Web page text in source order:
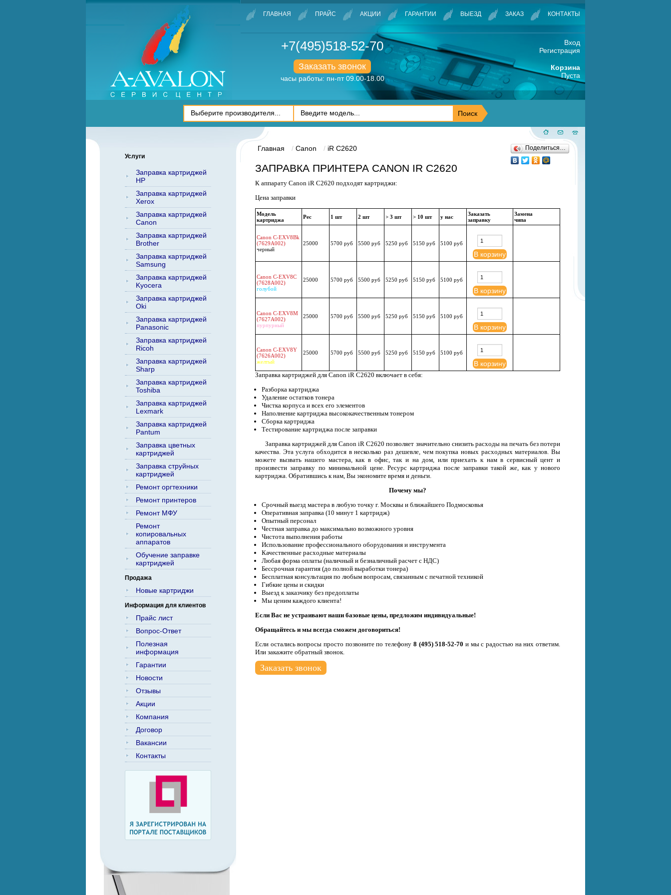
ГЛАВНАЯ ПРАЙС АКЦИИ ГАРАНТИИ ВЫЕЗД ЗАКАЗ КОНТАКТЫ
+7(495)518-52-70
Заказать звонок
часы работы: пн-пт 09.00-18.00
Вход
Регистрация
Корзина
Пуста
Услуги
Заправка картриджей
HP
Заправка картриджей
Xerox
Заправка картриджей
Canon
Заправка картриджей
Brother
Заправка картриджей
Samsung
Заправка картриджей
Kyocera
Заправка картриджей
Oki
Заправка картриджей
Panasonic
Заправка картриджей
Ricoh
Заправка картриджей
Sharp
Заправка картриджей
Toshiba
Заправка картриджей
Lexmark
Заправка картриджей
Pantum
Заправка цветных
картриджей
Заправка струйных
картриджей
Ремонт оргтехники
Ремонт принтеров
Ремонт МФУ
Ремонт
копировальных
аппаратов
Обучение заправке
картриджей
Продажа
Новые картриджи
Информация для клиентов
Прайс лист
Вопрос-Ответ
Полезная
информация
Гарантии
Новости
Отзывы
Акции
Компания
Договор
Вакансии
Контакты
Главная Canon iR C2620
ЗАПРАВКА ПРИНТЕРА CANON IR C2620
Поделиться…
К аппарату Canon iR C2620 подходят картриджи:
Цена заправки
Модель
картриджа
Рес 1 шт 2 шт > 3 шт > 10 шт у нас
Заказать
заправку
Замена
чипа
Canon C-EXV8Bk
(7629A002)
черный
25000 5700 руб 5500 руб 5250 руб 5150 руб 5100 руб
В корзину
Canon C-EXV8C
(7628A002)
голубой
25000 5700 руб 5500 руб 5250 руб 5150 руб 5100 руб
В корзину
Canon C-EXV8M
(7627A002)
пурпурный
25000 5700 руб 5500 руб 5250 руб 5150 руб 5100 руб
В корзину
Canon C-EXV8Y
(7626A002)
желтый
25000 5700 руб 5500 руб 5250 руб 5150 руб 5100 руб
В корзину
Заправка картриджей для Canon iR C2620 включает в себя:
Разборка картриджа
Удаление остатков тонера
Чистка корпуса и всех его элементов
Наполнение картриджа высококачественным тонером
Сборка картриджа
Тестирование картриджа после заправки
Заправка картриджей для Canon iR C2620 позволяет значительно снизить расходы на печать без потери
качества. Эта услуга обходится в несколько раз дешевле, чем покупка новых расходных материалов. Вы
можете вызвать нашего мастера, как в офис, так и на дом, или приехать к нам в сервисный цент и
произвести заправку по минимальной цене. Ресурс картриджа после заправки такой же, как у нового
картриджа. Обратившись к нам, Вы экономите время и деньги.
Почему мы?
Срочный выезд мастера в любую точку г. Москвы и ближайшего Подмосковья
Оперативная заправка (10 минут 1 картридж)
Опытный персонал
Честная заправка до максимально возможного уровня
Чистота выполнения работы
Использование профессионального оборудования и инструмента
Качественные расходные материалы
Любая форма оплаты (наличный и безналичный расчет с НДС)
Бессрочная гарантия (до полной выработки тонера)
Бесплатная консультация по любым вопросам, связанным с печатной техникой
Гибкие цены и скидки
Выезд к заказчику без предоплаты
Мы ценим каждого клиента!
Если Вас не устраивают наши базовые цены, предложим индивидуальные!
Обращайтесь и мы всегда сможем договориться!
Если остались вопросы просто позвоните по телефону 8 (495) 518-52-70 и мы с радостью на них ответим.
Или закажите обратный звонок.
Заказать звонок